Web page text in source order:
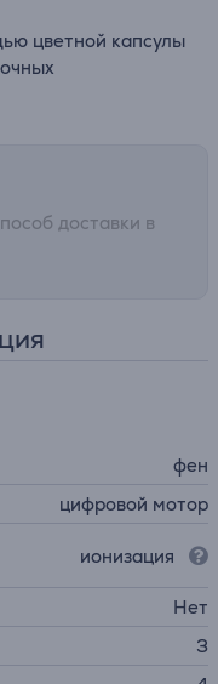
цветной капсулы
доставки в
фен
цифровой мотор
ионизация
Нет
3